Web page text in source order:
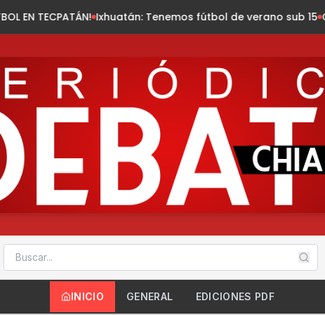
Ixhuatán: Tenemos fútbol de verano sub 15 Chiapas registra
INICIO GENERAL EDICIONES PDF